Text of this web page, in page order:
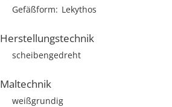
Gefäßform Lekythos
Herstellungstechnik
scheibengedreht
Maltechnik
weißgrundig